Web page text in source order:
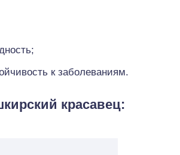
к заболеваниям.
красавец: